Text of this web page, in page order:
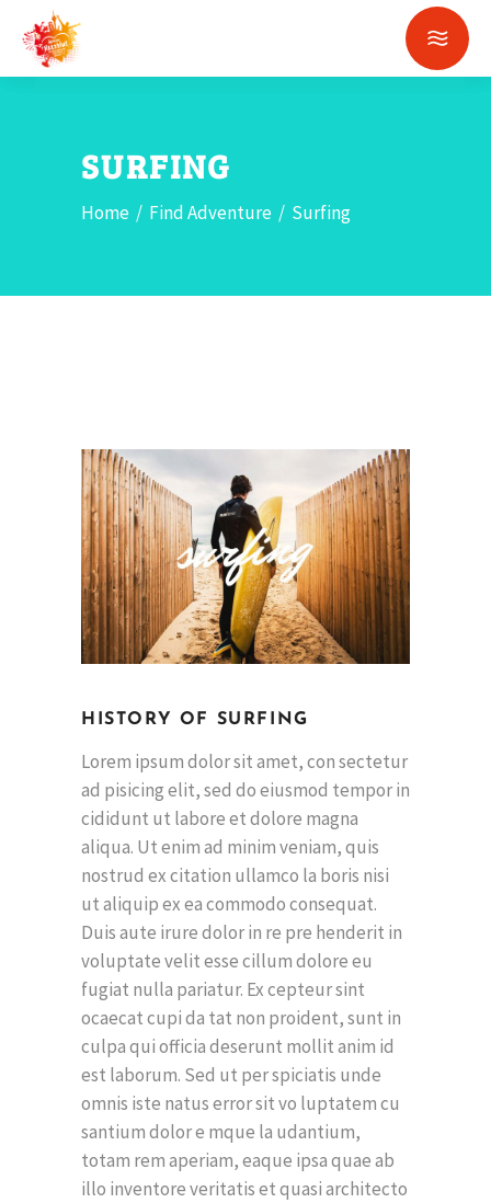
SURFING
Home / Find Adventure / Surfing
HISTORY OF SURFING
Lorem ipsum dolor sit amet, con sectetur
ad pisicing elit, sed do eiusmod tempor in
cididunt ut labore et dolore magna
aliqua. Ut enim ad minim veniam, quis
nostrud ex citation ullamco la boris nisi
ut aliquip ex ea commodo consequat.
Duis aute irure dolor in re pre henderit in
voluptate velit esse cillum dolore eu
fugiat nulla pariatur. Ex cepteur sint
ocaecat cupi da tat non proident, sunt in
culpa qui officia deserunt mollit anim id
est laborum. Sed ut per spiciatis unde
omnis iste natus error sit vo luptatem cu
santium dolor e mque la udantium,
totam rem aperiam, eaque ipsa quae ab
illo inventore veritatis et quasi architecto